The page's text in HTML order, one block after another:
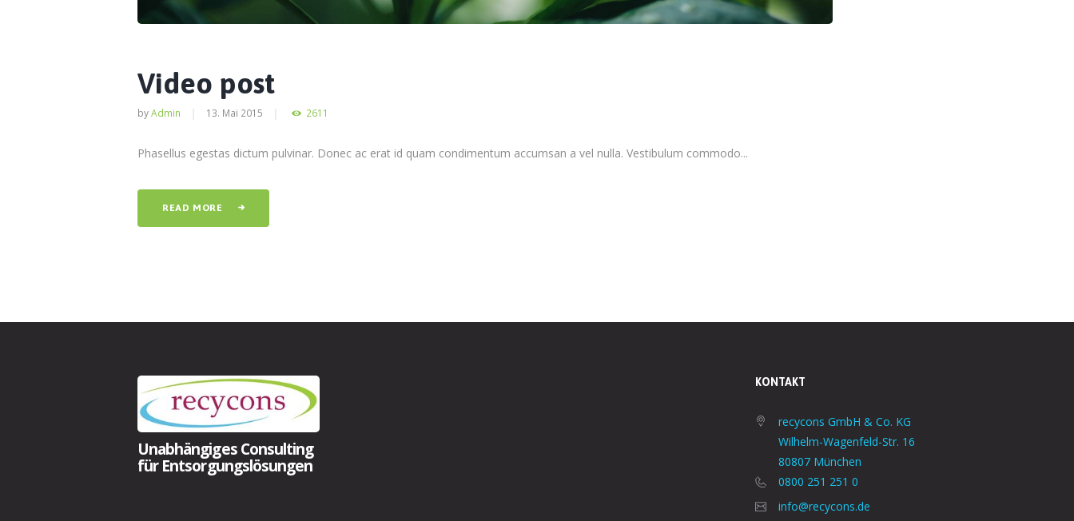
Video post
byAdmin 13. Mai 2015 2611
Phasellus egestas dictum pulvinar. Donec ac erat id quam condimentum accumsan a vel nulla. Vestibulum commodo...
READ MORE
Unabhängiges Consulting
für Entsorgungslösungen
KONTAKT
recycons GmbH & Co. KG
Wilhelm-Wagenfeld-Str. 16
80807 München
0800 251 251 0
info@recycons.de